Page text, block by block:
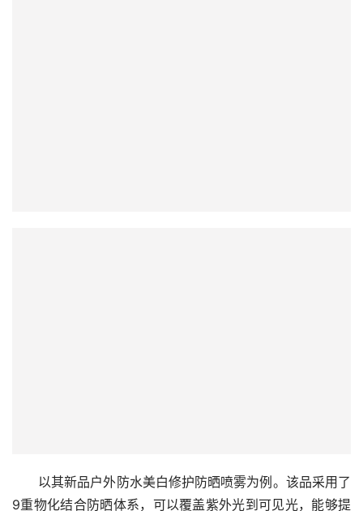
以其新品户外防水美白修护防晒喷雾为例。该品采用了